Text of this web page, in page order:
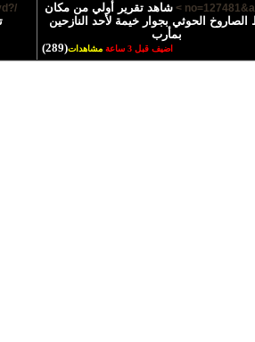
شاهد تقرير أولي من مكان
الحوثي بجوار خيمة لأحد النازحين
بمأرب
اضيف قبل 3 ساعة مشاهدات(289)
/?no=127480&ac=vd >